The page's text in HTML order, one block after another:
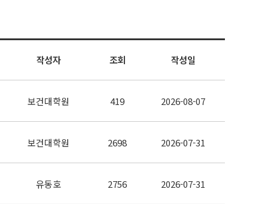
작성자 조회 작성일
보건대학원 419 2026-08-07
보건대학원 2698 2026-07-31
유동호 2756 2026-07-31